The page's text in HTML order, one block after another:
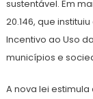
sustentável. Em
20.146, que
Incentivo ao Uso
municípios e
A nova lei